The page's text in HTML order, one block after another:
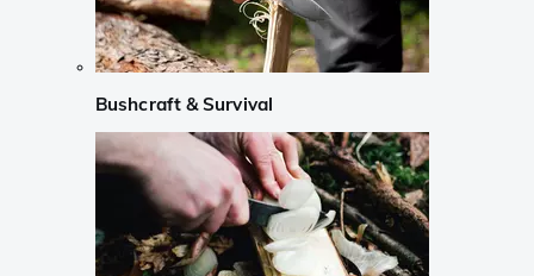
Bushcraft & Survival